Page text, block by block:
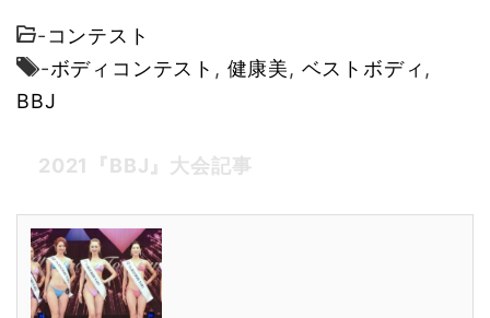
-コンテスト
-ボディコンテスト , 健康美, ベストボディ ,
BBJ
2021『BBJ』大会記事